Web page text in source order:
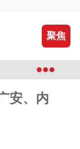
聚焦
安、内